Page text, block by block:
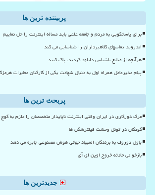
پربیننده ترین ها
برای پاسخگویی به مردم و جامعه علمی باید مساله اینترنت را حل نماییم
اندروید تماسهای کلاهبرداران را شناسایی می کند
هرآنچه از منابع ناشناس دانلود کردید، پاک کنید
پیام مدیرعامل همراه اول به دنبال شهادت یکی از کارکنان مخابرات
پربحث ترین ها
مرگ دورکاری در ایران وقتی اینترنت ناپایدار متخصصان را ملزم به
کودکان در تونل وحشت فیلترشکن ها
پاول دوروف به برندگان المپیاد جهانی هوش مصنوعی جایزه می دهد
بازخوانی حادثه خروج اوپن ای آی
جدیدترین ها